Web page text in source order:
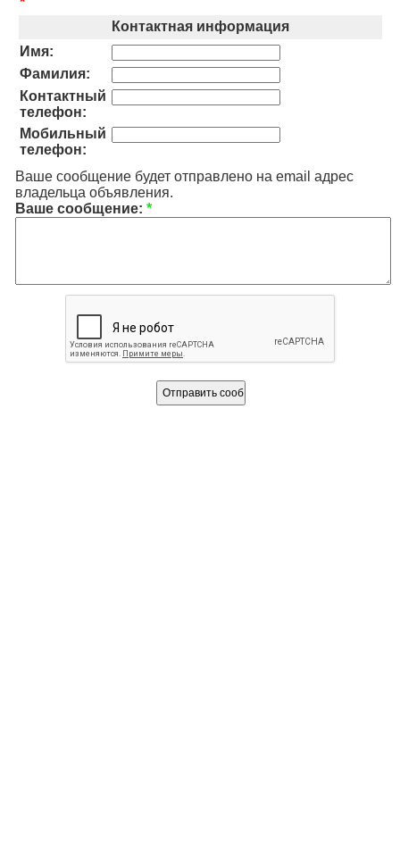
Контактная информация
Имя:
Фамилия:
Контактный
телефон:
Мобильный
телефон:
Ваше сообщение будет отправлено на email адрес
владельца объявления.
Ваше сообщение: *